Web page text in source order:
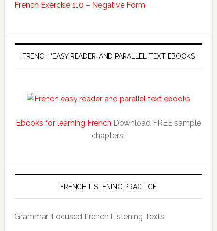
French Exercise 110 – Negative Form
FRENCH ‘EASY READER’ AND PARALLEL TEXT EBOOKS
Ebooks for learning French Download FREE sample
chapters!
FRENCH LISTENING PRACTICE
Grammar-Focused French Listening Texts